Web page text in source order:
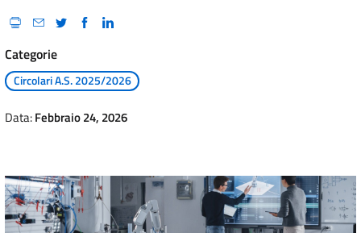
Categorie
Circolari A.S. 2025/2026
Data:Febbraio 24, 2026